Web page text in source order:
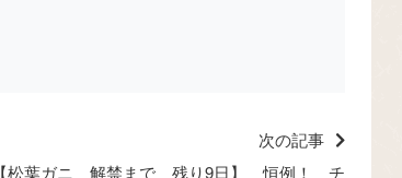
次の記事
【松葉ガニ 解禁まで 残り9日】 恒例！ チ